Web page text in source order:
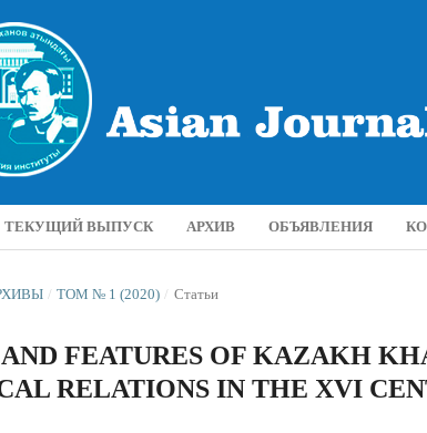
ТЕКУЩИЙ ВЫПУСК АРХИВ ОБЪЯВЛЕНИЯ
/ ТОМ № 1 (2020) / Статьи
FEATURES OF KAZAKH
RELATIONS IN THE XVI